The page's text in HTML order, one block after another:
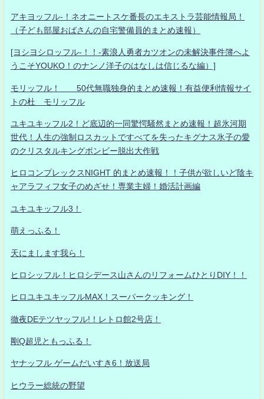
アキヨッフル-！ネオニートスケ番長のエキストラ芸能情報局！
（子ども部屋おばさんの自宅警備員的まとめ速報）
[ヨシヨシロッフル-！！-素浪人勇者カツオンの未解決事件簿へよ
うこそYOUKO！のナンノ洋子のはなしは信じるな編）]
モリッフル！ 50代無職独身的まとめ速報！有益便利情報サイ
トの杜 モリッフル
ユキユキッフル2！ど底辺的一同驚愕騒然まとめ速報！超氷河期
世代！人生の強制ロスカットですべてを失ったキグナス氷子の愛
のクリスタルキングボンビー脱出大作戦
ヒロコンプレックスNIGHT 的まとめ速報！！子供が欲しいど陰キ
ャアラフィフ女子のめざせ！専業主婦！婚活計画編
ユキユキッフル3！
萌えっふる！
天にまします我ら！
ヒロシッフル！ヒロシデース山さんのリフォームひとりDIY！！
ヒロユキユキッフルMAX！スーパークッキング！
徹夜DEテツヤッフル!！レトロ館2号店！
剛Q超児ともっふる！
ヤナッフル ゲームだいすき6！放送局
ヒウラー総統の野望